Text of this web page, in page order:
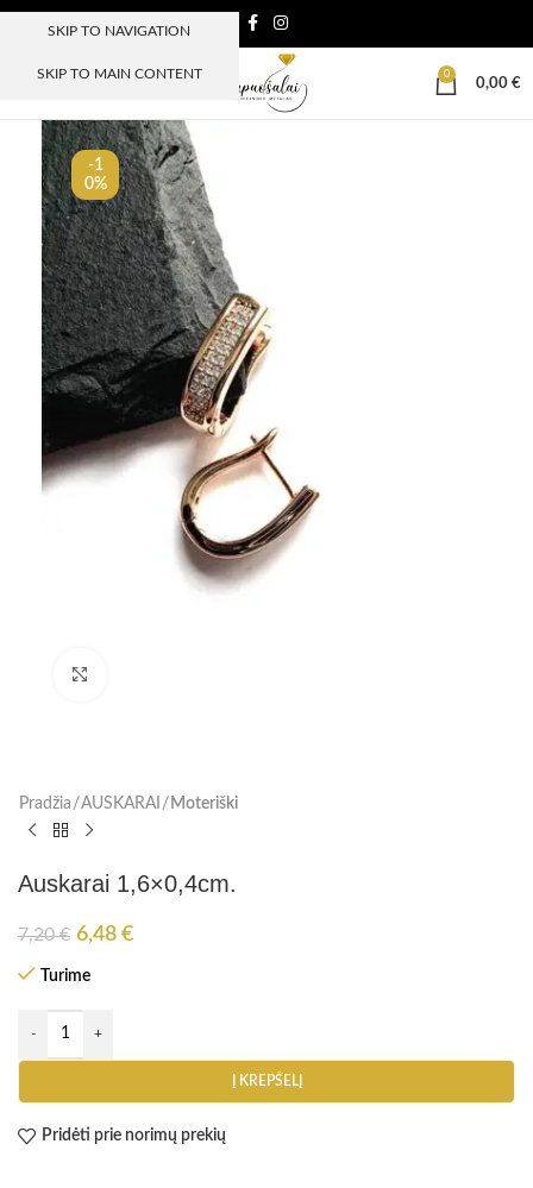
SKIP TO NAVIGATION
SKIP TO MAIN CONTENT
MENIU
0
0,00 €
-1
0%
Pradžia AUSKARAI Moteriški
Auskarai 1,6×0,4cm.
7,20€ 6,48 €
Turime
Į KREPŠELĮ
Pridėti prie norimų prekių